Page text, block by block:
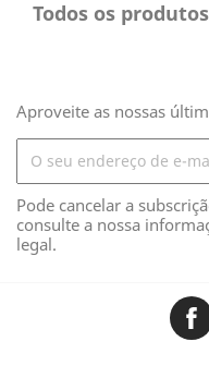
Todos os produtos
Aproveite as nossas
Pode cancelar a
consulte a nossa
legal.